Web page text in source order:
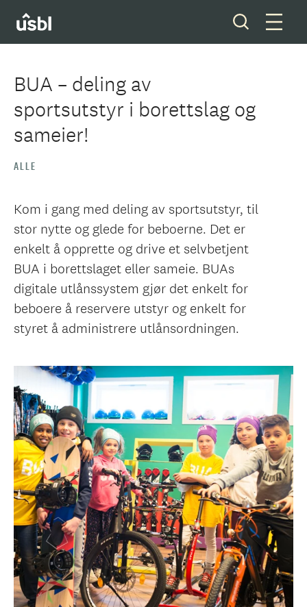
Våre tjenester
Boliger og tomter
Medlemskap
Forkjøpsrett
Om oss
BUA – deling av
sportsutstyr i borettslag og
sameier!
ALLE
Kom i gang med deling av sportsutstyr, til
stor nytte og glede for beboerne. Det er
enkelt å opprette og drive et selvbetjent
BUA i borettslaget eller sameie. BUAs
digitale utlånssystem gjør det enkelt for
beboere å reservere utstyr og enkelt for
styret å administrere utlånsordningen.